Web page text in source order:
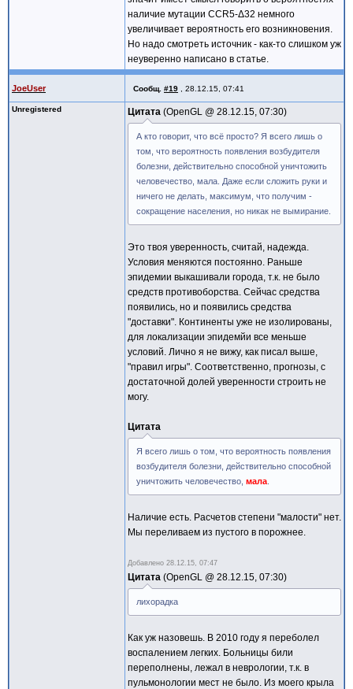
наличие мутации CCR5-Δ32 немного
увеличивает вероятность его возникновения.
Но надо смотреть источник - как-то слишком уж
неуверенно написано в статье.
JoeUser Сообщ. #19 28.12.15, 07:41
Unregistered Цитата OpenGL @ 28.12.15, 07:30
А кто говорит, что всё просто? Я всего лишь о
том, что вероятность появления возбудителя
болезни, действительно способной уничтожить
человечество, мала. Даже если сложить руки и
ничего не делать, максимум, что получим -
сокращение населения, но никак не вымирание.
Это твоя уверенность, считай, надежда.
Условия меняются постоянно. Раньше
эпидемии выкашивали города, т.к. не было
средств противоборства. Сейчас средства
появились, но и появились средства
"доставки". Континенты уже не изолированы,
для локализации эпидемйи все меньше
условий. Лично я не вижу, как писал выше,
"правил игры". Соответственно, прогнозы, с
достаточной долей уверенности строить не
могу.
Цитата
Я всего лишь о том, что вероятность появления
возбудителя болезни, действительно способной
уничтожить человечество, мала
Наличие есть. Расчетов степени "малости" нет.
Мы переливаем из пустого в порожнее.
Добавлено 28.12.15, 07:47
Цитата OpenGL @ 28.12.15, 07:30
лихорадка
Как уж назовешь. В 2010 году я переболел
воспалением легких. Больницы били
переполнены, лежал в неврологии, т.к. в
пульмонологии мест не было. Из моего крыла